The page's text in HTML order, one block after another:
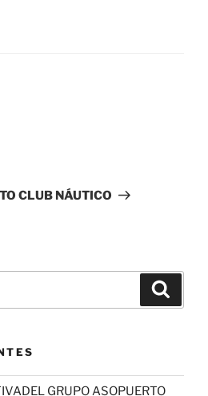
CLUB NÁUTICO
GRUPO ASOPUERTO